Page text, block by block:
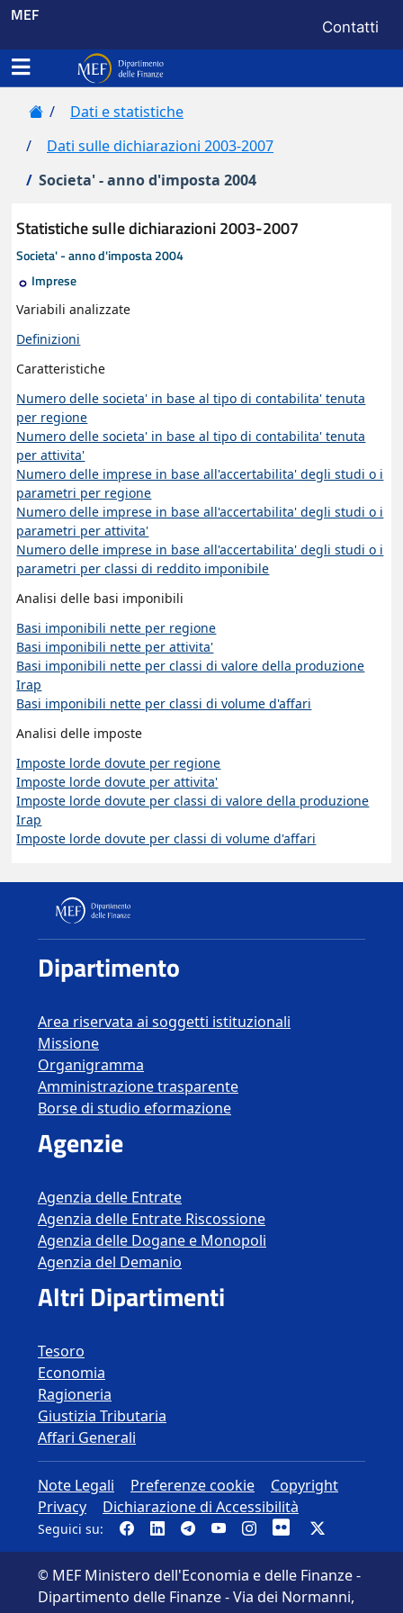
MEF
Contatti
Apri menu principale
Dipartimento delle Finanze
Home Dati e statistiche
Dati sulle dichiarazioni 2003-2007
Societa' - anno d'imposta 2004
Statistiche sulle dichiarazioni 2003-2007
Societa' - anno d'imposta 2004
Tipo contributo
Imprese
Variabili analizzate
Definizioni
Caratteristiche
Numero delle societa' in base al tipo di contabilita' tenuta
per regione
Numero delle societa' in base al tipo di contabilita' tenuta
per attivita'
Numero delle imprese in base all'accertabilita' degli studi o i
parametri per regione
Numero delle imprese in base all'accertabilita' degli studi o i
parametri per attivita'
Numero delle imprese in base all'accertabilita' degli studi o i
parametri per classi di reddito imponibile
Analisi delle basi imponibili
Basi imponibili nette per regione
Basi imponibili nette per attivita'
Basi imponibili nette per classi di valore della produzione
Irap
Basi imponibili nette per classi di volume d'affari
Analisi delle imposte
Imposte lorde dovute per regione
Imposte lorde dovute per attivita'
Imposte lorde dovute per classi di valore della produzione
Irap
Imposte lorde dovute per classi di volume d'affari
Dipartimento delle Finanze
Dipartimento
Area riservata ai soggetti istituzionali
Missione
Organigramma
Amministrazione trasparente
Borse di studio eformazione
Agenzie
Agenzia delle Entrate
Agenzia delle Entrate Riscossione
Agenzia delle Dogane e Monopoli
Agenzia del Demanio
Altri Dipartimenti
Tesoro
Economia
Ragioneria
Giustizia Tributaria
Affari Generali
Altre informazioni
Note Legali Preferenze cookie
Copyright
Privacy
Dichiarazione di Accessibilità
Seguici su: Pagina Facebook del MEF -
Canale LinkedIn del MEF
Canale Telegram del MEF
Canale YouTube del MEF
Canale Instagram del
Canale Flickr
© MEF Ministero dell'Economia e delle Finanze -
Dipartimento delle Finanze - Via dei Normanni,